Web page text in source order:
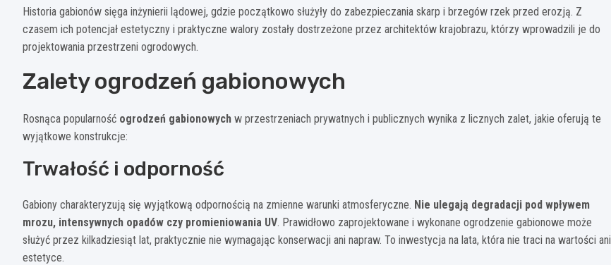
Historia gabionów sięga inżynierii lądowej, gdzie początkowo służyły do zabezpieczania skarp i brzegów rzek przed erozją. Z
czasem ich potencjał estetyczny i praktyczne walory zostały dostrzeżone przez architektów krajobrazu, którzy wprowadzili je do
projektowania przestrzeni ogrodowych.
Zalety ogrodzeń gabionowych
Rosnąca popularność ogrodzeń gabionowych w przestrzeniach prywatnych i publicznych wynika z licznych zalet, jakie oferują te
wyjątkowe konstrukcje:
Trwałość i odporność
Gabiony charakteryzują się wyjątkową odpornością na zmienne warunki atmosferyczne. Nie ulegają degradacji pod wpływem
mrozu, intensywnych opadów czy promieniowania UV. Prawidłowo zaprojektowane i wykonane ogrodzenie gabionowe może
służyć przez kilkadziesiąt lat, praktycznie nie wymagając konserwacji ani napraw. To inwestycja na lata, która nie traci na wartości ani
estetyce.